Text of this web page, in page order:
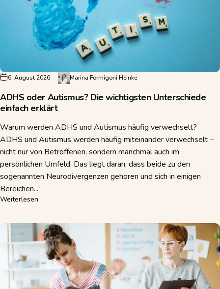
6. August 2026 Marina Formigoni Heinke
ADHS oder Autismus? Die wichtigsten Unterschiede
einfach erklärt
Warum werden ADHS und Autismus häufig verwechselt?
ADHS und Autismus werden häufig miteinander verwechselt –
nicht nur von Betroffenen, sondern manchmal auch im
persönlichen Umfeld. Das liegt daran, dass beide zu den
sogenannten Neurodivergenzen gehören und sich in einigen
Bereichen...
Weiterlesen